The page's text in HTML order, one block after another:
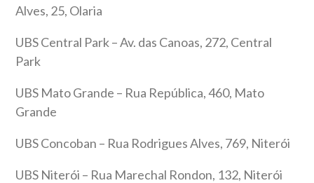
Alves, 25, Olaria
UBS Central Park – Av. das Canoas, 272, Central
Park
UBS Mato Grande – Rua República, 460, Mato
Grande
UBS Concoban – Rua Rodrigues Alves, 769, Niterói
UBS Niterói – Rua Marechal Rondon, 132, Niterói